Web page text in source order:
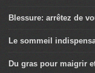
Blessure: arrêtez de
Le sommeil
Du gras pour maigrir